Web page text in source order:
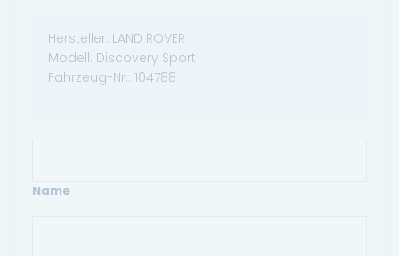
Hersteller: LAND ROVER
Modell: Discovery Sport
Fahrzeug-Nr.: 104788
Name